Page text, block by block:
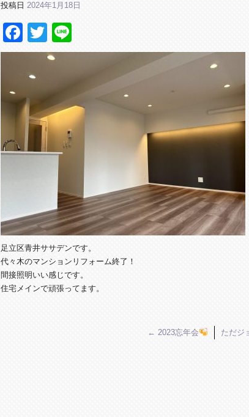
投稿日 2024年1月18日
Facebook
Twitter
足立区青井ササデンです。
代々木のマンションリフォーム終了！
間接照明いい感じです。
住宅メインで頑張ってます。
← 2023忘年会 ただジ